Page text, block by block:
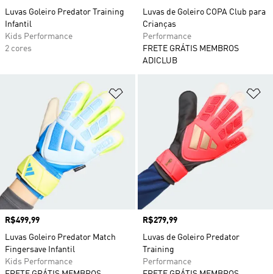
Luvas Goleiro Predator Training
Infantil
Kids Performance
2 cores
Luvas de Goleiro COPA Club para
Crianças
Performance
FRETE GRÁTIS MEMBROS
ADICLUB
Adicionar à Lista de Desejos
Preço
R$499,99
Luvas Goleiro Predator Match
Fingersave Infantil
Kids Performance
Preço
R$279,99
Luvas de Goleiro Predator
Training
Performance